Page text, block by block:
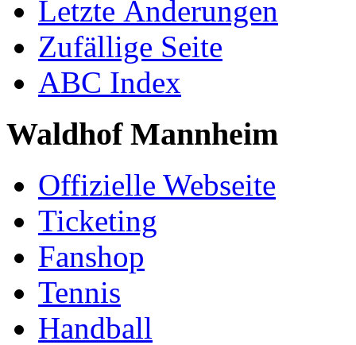
Letzte Änderungen
Zufällige Seite
ABC Index
Waldhof Mannheim
Offizielle Webseite
Ticketing
Fanshop
Tennis
Handball